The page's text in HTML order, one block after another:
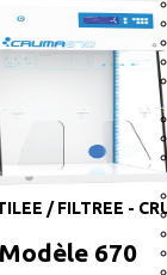
/ FILTREE -
Modèle 670